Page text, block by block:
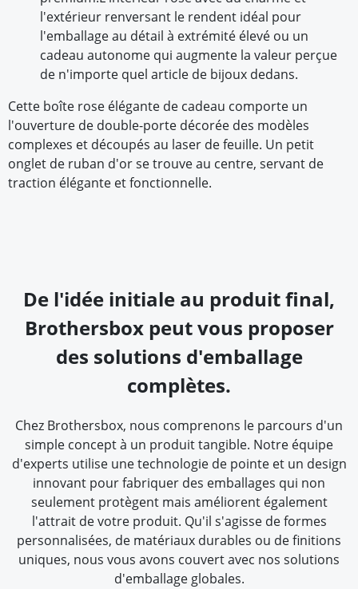
l'extérieur renversant le rendent idéal pour
l'emballage au détail à extrémité élevé ou un
cadeau autonome qui augmente la valeur perçue
de n'importe quel article de bijoux dedans.
Cette boîte rose élégante de cadeau comporte un
l'ouverture de double-porte décorée des modèles
complexes et découpés au laser de feuille. Un petit
onglet de ruban d'or se trouve au centre, servant de
traction élégante et fonctionnelle.
De l'idée initiale au produit final,
Brothersbox peut vous proposer
des solutions d'emballage
complètes.
Chez Brothersbox, nous comprenons le parcours d'un
simple concept à un produit tangible. Notre équipe
d'experts utilise une technologie de pointe et un design
innovant pour fabriquer des emballages qui non
seulement protègent mais améliorent également
l'attrait de votre produit. Qu'il s'agisse de formes
personnalisées, de matériaux durables ou de finitions
uniques, nous vous avons couvert avec nos solutions
d'emballage globales.